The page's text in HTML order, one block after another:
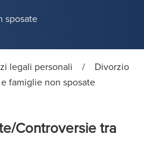
sposate
legali personali /
Divorzio
famiglie non sposate
Controversie tra